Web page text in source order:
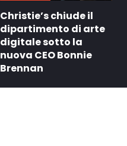
Christie’s chiude il
dipartimento di arte
digitale sotto la
nuova CEO Bonnie
Brennan